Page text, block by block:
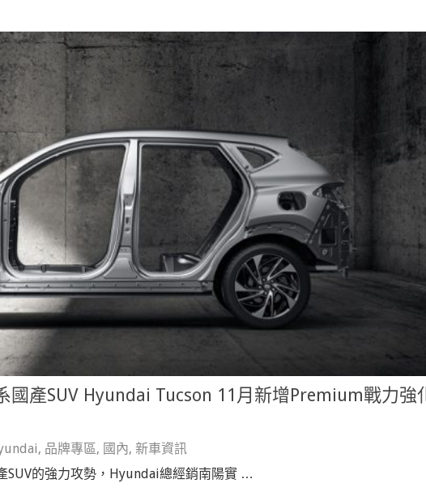
國產SUV Hyundai Tucson 11月新增Premium戰力強
, 品牌專區, 國內, 新車資訊
SUV的強力攻勢，Hyundai總經銷南陽實 …